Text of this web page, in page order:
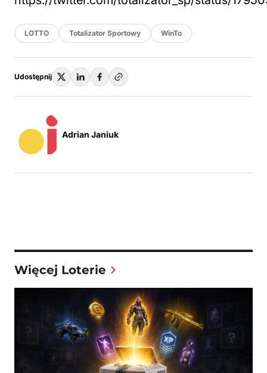
LOTTO Totalizator Sportowy WinTo
Udostępnij
Adrian Janiuk
Więcej Loterie